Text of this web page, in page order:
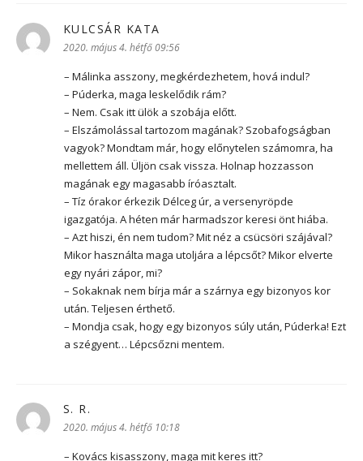
KULCSÁR KATA
2020. május 4. hétfő 09:56
– Málinka asszony, megkérdezhetem, hová indul?
– Púderka, maga leskelődik rám?
– Nem. Csak itt ülök a szobája előtt.
– Elszámolással tartozom magának? Szobafogságban
vagyok? Mondtam már, hogy előnytelen számomra, ha
mellettem áll. Üljön csak vissza. Holnap hozzasson
magának egy magasabb íróasztalt.
– Tíz órakor érkezik Délceg úr, a versenyröpde
igazgatója. A héten már harmadszor keresi önt hiába.
– Azt hiszi, én nem tudom? Mit néz a csücsöri szájával?
Mikor használta maga utoljára a lépcsőt? Mikor elverte
egy nyári zápor, mi?
– Sokaknak nem bírja már a szárnya egy bizonyos kor
után. Teljesen érthető.
– Mondja csak, hogy egy bizonyos súly után, Púderka! Ezt
a szégyent… Lépcsőzni mentem.
S. R.
2020. május 4. hétfő 10:18
– Kovács kisasszony, maga mit keres itt?